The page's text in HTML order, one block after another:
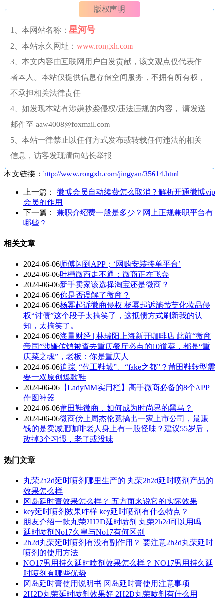
版权声明
1、本网站名称： 星河号
2、本站永久网址： www.rongxh.com
3、本文内容由互联网用户自发贡献，该文观点仅代表作
者本人。本站仅提供信息存储空间服务，不拥有所有权，
不承担相关法律责任
4、如发现本站有涉嫌抄袭侵权/违法违规的内容， 请发送
邮件至 aaw4008@foxmail.com
5、本站一律禁止以任何方式发布或转载任何违法的相关
信息，访客发现请向站长举报
本文链接： http://www.rongxh.com/jingyan/35614.html
上一篇： 微博会员自动续费怎么取消？解析开通微博vip
会员的作用
下一篇： 兼职介绍费一般是多少？网上正规兼职平台有
哪些？
相关文章
2024-06-06师傅闪到APP；‘网购安装接单平台’
2024-06-06吐槽微商走不通：微商正在飞奔
2024-06-06新手卖家该选择淘宝还是微商？
2024-06-06你是否误解了微商？
2024-06-06杨幂起诉微商侵权 杨幂起诉施蒂芙化妆品侵
权“讨债”这个段子太搞笑了，这抵债方式刷新我的认
知，太搞笑了。
2024-06-06海量财经 | 林瑞阳上海新开咖啡店 此前“微商
帝国”涉嫌传销被查去重庆餐厅必点的10道菜，都是“重
庆菜之魂”，老板：你是重庆人
2024-06-06追踪 |“代工鞋城”、“fake之都”？莆田鞋转型需
要一双原创爆款鞋
2024-06-06 【LadyMM实用栏】高手微商必备的8个APP
作图神器
2024-06-06莆田鞋微商，如何成为时尚界的黑马？
2024-06-06微商傍上周杰伦竟搞出一家上市公司，最赚
钱的是卖减肥咖啡老人身上有一股怪味？建议55岁后，
改掉3个习惯，老了或没味
热门文章
丸荣2h2d延时喷剂哪里生产的 丸荣2h2d延时喷剂产品的
效果怎么样
冈岛延时膏效果怎么样？ 五方面来说它的实际效果
key延时喷剂效果咋样 key延时喷剂有什么特点？
朋友介绍一款丸荣2H2D延时喷剂 丸荣2h2d可以用吗
延时喷剂No17久皇与No17有何区别
2h2d丸荣延时喷剂有没有副作用？ 要注意2h2d丸荣延时
喷剂的使用方法
NO17男用持久延时喷剂效果怎么样？ NO17男用持久延
时喷剂有哪些优势
冈岛延时膏使用说明书 冈岛延时膏使用注意事项
2H2D丸荣延时喷剂效果好 2H2D丸荣喷剂有什么用